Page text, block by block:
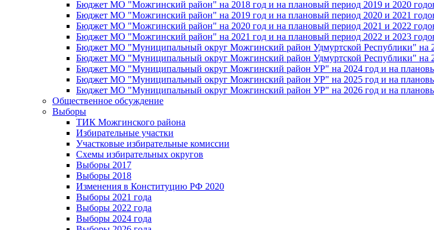
Бюджет МО "Можгинский район" на 2018 год и на плановый период 2019 и 2020
Бюджет МО "Можгинский район" на 2019 год и на плановый период 2020 и 2021
Бюджет МО "Можгинский район" на 2020 год и на плановый период 2021 и 2022
Бюджет МО "Можгинский район" на 2021 год и на плановый период 2022 и 2023
Бюджет МО "Муниципальный округ Можгинский район Удмуртской Республики" на
Бюджет МО "Муниципальный округ Можгинский район Удмуртской Республики" на
Бюджет МО "Муниципальный округ Можгинский район УР" на 2024 год и на
Бюджет МО "Муниципальный округ Можгинский район УР" на 2025 год и на
Бюджет МО "Муниципальный округ Можгинский район УР" на 2026 год и на
Общественное обсуждение
Выборы
ТИК Можгинского района
Избирательные участки
Участковые избирательные комиссии
Схемы избирательных округов
Выборы 2017
Выборы 2018
Изменения в Конституцию РФ 2020
Выборы 2021 года
Выборы 2022 года
Выборы 2024 года